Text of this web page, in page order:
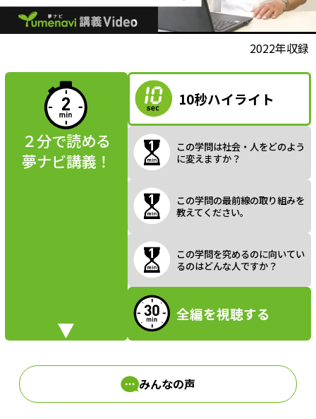
a
y
V
i
d
2022年収録
２分で読める
夢ナビ講義！
10秒ハイライト
この学問は社会・人をどのよう
に変えますか？
この学問の最前線の取り組みを
教えてください。
この学問を究めるのに向いてい
るのはどんな人ですか？
全編を視聴する
みんなの声